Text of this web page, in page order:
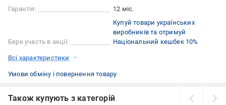
Гарантія:
12 міс.
Бере участь в акції:
Купуй товари українських
виробників та отримуй
Національний кешбек 10%
Всі характеристики
Умови обміну і повернення товару
Також купують з категорій